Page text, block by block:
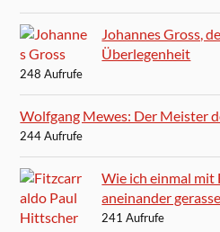
Johannes Gross,
Überlegenheit
248 Aufrufe
Wolfgang Mewes: Der Meister
244 Aufrufe
Wie ich einmal
aneinander
241 Aufrufe